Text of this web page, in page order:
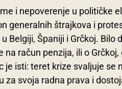
i nepoverenje u političke
generalnih štrajkova i
Belgiji, Španiji i Grčkoj. Bilo
račun penzija, ili o Grčkoj,
je isti: teret krize svaljuje se
za svoja radna prava i